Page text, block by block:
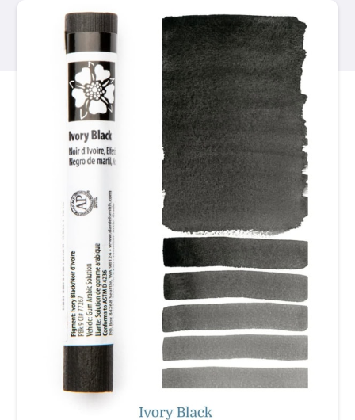
Produkte
Veranstaltungen
Ressourcen
Händler finden
Kontaktieren Sie uns
Abonnieren